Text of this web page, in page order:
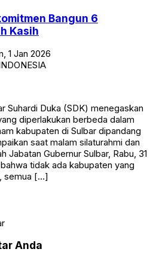
Bangun 6
Kasih
1 Jan 2026
Suhardi Duka (SDK) menegaskan
diperlakukan berbeda dalam
kabupaten di Sulbar dipandang
saat malam silaturahmi dan
Jabatan Gubernur Sulbar, Rabu, 31
tidak ada kabupaten yang
semua […]
Anda